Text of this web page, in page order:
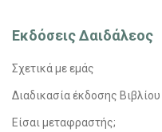
Εκδόσεις Δαιδάλεος
Σχετικά με εμάς
Διαδικασία έκδοσης Βιβλίου
Είσαι μεταφραστής;